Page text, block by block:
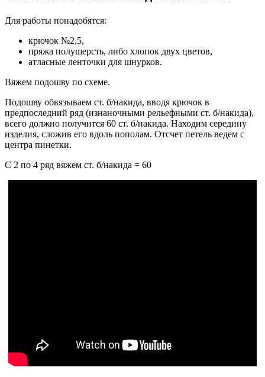
Для работы понадобятся:
крючок №2,5,
пряжа полушерсть, либо хлопок двух цветов,
атласные ленточки для шнурков.
Вяжем подошву по схеме.
Подошву обвязываем ст. б/накида, вводя крючок в
предпоследний ряд (изнаночными рельефными ст. б/накида),
всего должно получится 60 ст. б/накида. Находим середину
изделия, сложив его вдоль пополам. Отсчет петель ведем с
центра пинетки.
С 2 по 4 ряд вяжем ст. б/накида = 60